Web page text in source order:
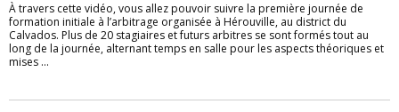
À travers cette vidéo, vous allez pouvoir suivre la première journée de
formation initiale à l’arbitrage organisée à Hérouville, au district du
Calvados. Plus de 20 stagiaires et futurs arbitres se sont formés tout au
long de la journée, alternant temps en salle pour les aspects théoriques et
mises ...